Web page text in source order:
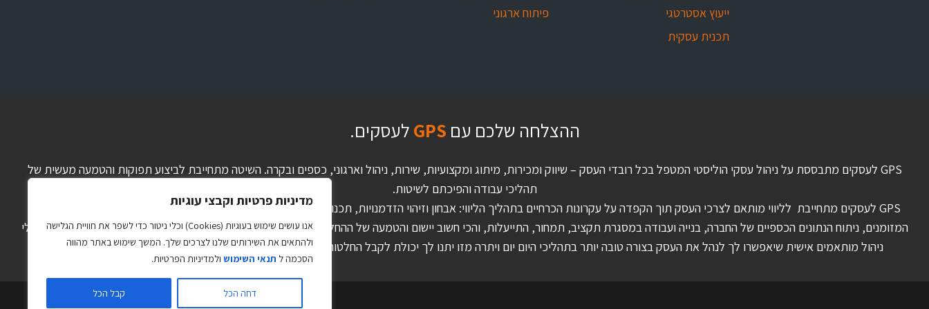
מדיניות פרטיות וקבצי עוגיות
אנו עושים שימוש בעוגיות (Cookies) וכלי ניטור כדי לשפר את חוויית הגלישה
ולהתאים את השירותים שלנו לצרכים שלך. המשך שימוש באתר מהווה
הסכמה ל תנאי השימוש ולמדיניות הפרטיות.
דחה הכל קבל הכל
ייעוץ אסטרטגי
תכנית עסקית
פיתוח ארגוני
ההצלחה שלכם עם GPSלעסקים.
GPS לעסקים מתבססת על ניהול עסקי הוליסטי המטפל בכל רובדי העסק – שיווק ומכירות, מיתוג ומקצועיות, שירות, ניהול וארגוני, כספים ובקרה. השיטה מתחייבת לביצוע תפוקות והטמעה מעשית של
תהליכי עבודה והפיכתם לשיטות.
GPS לעסקים מתחייבת לליווי מותאם לצרכי העסק תוך הקפדה על עקרונות הכרחיים בתהליך הליווי: אבחון וזיהוי הזדמנויות, תכנון לטווח קצר, בינוני וארוך, הכנת תוכנית עבודה מפורטת, ניהול תזרים
המזומנים, ניתוח הנתונים הכספיים של החברה, בנייה ועבודה במסגרת תקציב, תמחור, התייעלות, והכי חשוב יישום והטמעה של ההחלטות ותוכנית העבודה. הצוות המקצועי ב-GPS לעסקים יבנה עבורך כלי
ניהול מותאמים אישית שיאפשרו לך לנהל את העסק בצורה טובה יותר בתהליכי היום יום ויתרה מזו יתנו לך יכולת לקבל החלטות אסטרטגיות על סמך נתונים ועובדות ולא על בסיס תחושות בטן.